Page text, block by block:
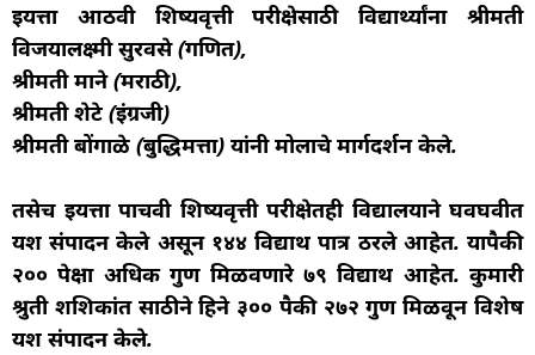
इयत्ता आठवी शिष्यवृत्ती परीक्षेसाठी विद्यार्थ्यांना श्रीमती
विजयालक्ष्मी सुरवसे (गणित),
श्रीमती माने (मराठी),
श्रीमती शेटे (इंग्रजी)
श्रीमती बोंगाळे (बुद्धिमत्ता) यांनी मोलाचे मार्गदर्शन केले.
तसेच इयत्ता पाचवी शिष्यवृत्ती परीक्षेतही विद्यालयाने घवघवीत
यश संपादन केले असून १४४ विद्यार्थी पात्र ठरले आहेत. यापैकी
२०० पेक्षा अधिक गुण मिळवणारे ७९ विद्यार्थी आहेत. कुमारी
श्रुती शशिकांत साठीने हिने ३०० पैकी २७२ गुण मिळवून विशेष
यश संपादन केले.